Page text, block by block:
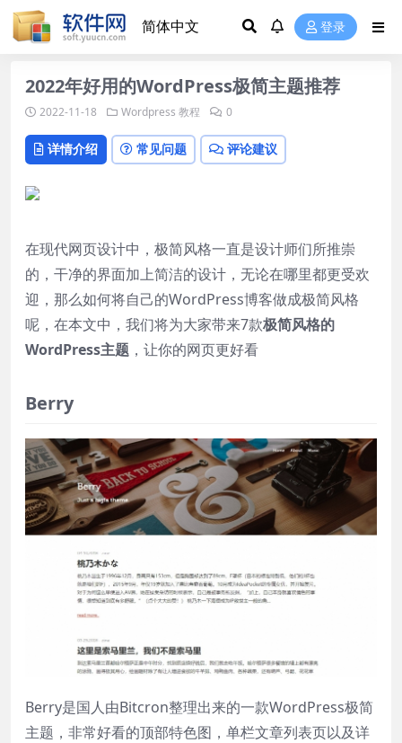
登录
2022年好用的WordPress极简主题推荐
2022-11-18 Wordpress 教程 0
详情介绍 常见问题 评论建议
在现代网页设计中，极简风格一直是设计师们所推崇
的，干净的界面加上简洁的设计，无论在哪里都更受欢
迎，那么如何将自己的WordPress博客做成极简风格
呢，在本文中，我们将为大家带来7款极简风格的
WordPress主题 ，让你的网页更好看
Berry
Berry是国人由Bitcron整理出来的一款WordPress极简
主题，非常好看的顶部特色图，单栏文章列表页以及详